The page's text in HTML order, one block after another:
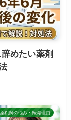
めたい薬剤
薬剤師の悩み・転職理由